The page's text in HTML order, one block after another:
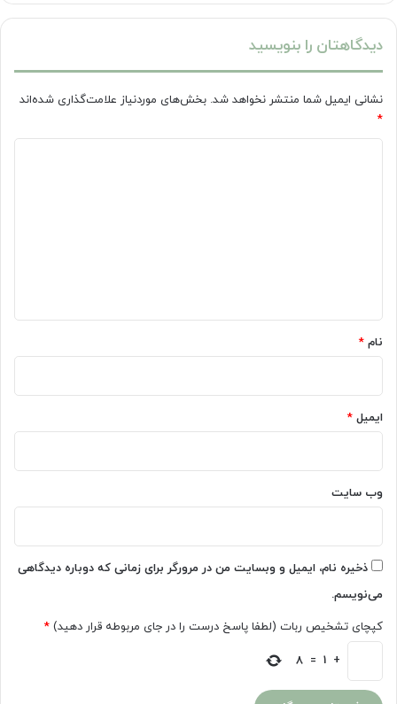
دیدگاهتان را بنویسید
نشانی ایمیل شما منتشر نخواهد شد. بخش‌های موردنیاز علامت‌گذاری شده‌اند
*
نام *
ایمیل *
وب‌ سایت
ذخیره نام، ایمیل و وبسایت من در مرورگر برای زمانی که دوباره دیدگاهی
می‌نویسم.
کپچای تشخیص ربات (لطفا پاسخ درست را در جای مربوطه قرار دهید) *
+
1
=
8